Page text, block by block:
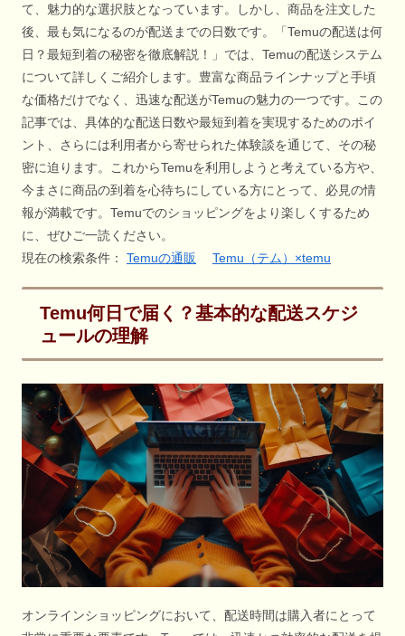
て、魅力的な選択肢となっています。しかし、商品を注文した
後、最も気になるのが配送までの日数です。「Temuの配送は何
日？最短到着の秘密を徹底解説！」では、Temuの配送システム
について詳しくご紹介します。豊富な商品ラインナップと手頃
な価格だけでなく、迅速な配送がTemuの魅力の一つです。この
記事では、具体的な配送日数や最短到着を実現するためのポイ
ント、さらには利用者から寄せられた体験談を通じて、その秘
密に迫ります。これからTemuを利用しようと考えている方や、
今まさに商品の到着を心待ちにしている方にとって、必見の情
報が満載です。Temuでのショッピングをより楽しくするため
に、ぜひご一読ください。
現在の検索条件： Temuの通販 Temu（テム）×temu
Temu何日で届く？基本的な配送スケジ
ュールの理解
オンラインショッピングにおいて、配送時間は購入者にとって